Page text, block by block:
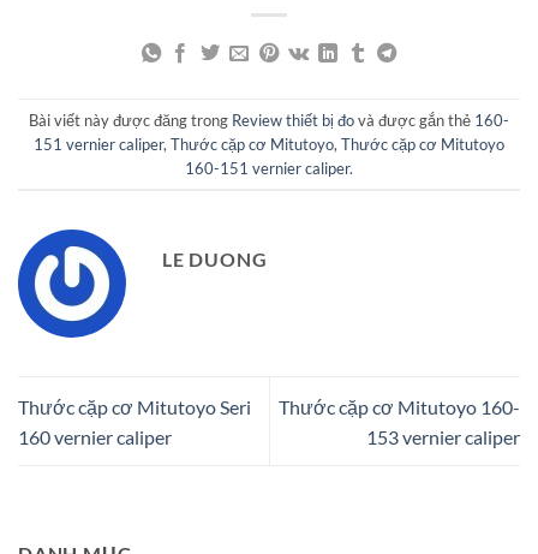
Bài viết này được đăng trong Review thiết bị đovà được gắn thẻ 160-
151 vernier caliper, Thước cặp cơ Mitutoyo, Thước cặp cơ Mitutoyo
160-151 vernier caliper.
LE DUONG
Thước cặp cơ Mitutoyo Seri
160 vernier caliper
Thước cặp cơ Mitutoyo 160-
153 vernier caliper